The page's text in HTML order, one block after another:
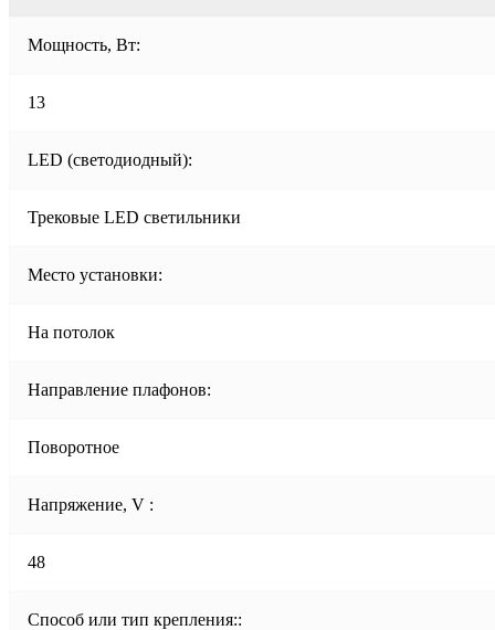
Мощность, Вт:
13
LED (светодиодный):
Трековые LED светильники
Место установки:
На потолок
Направление плафонов:
Поворотное
Напряжение, V :
48
Способ или тип крепления::